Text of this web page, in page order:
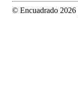
© Encuadrado 2026